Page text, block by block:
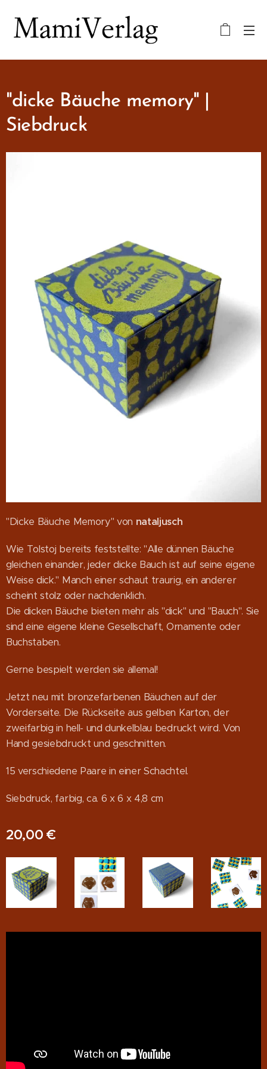
"dicke Bäuche memory" |
Siebdruck
"Dicke Bäuche Memory" von nataljusch
Wie Tolstoj bereits feststellte: "Alle dünnen Bäuche
gleichen einander, jeder dicke Bauch ist auf seine eigene
Weise dick." Manch einer schaut traurig, ein anderer
scheint stolz oder nachdenklich.
Die dicken Bäuche bieten mehr als "dick" und "Bauch". Sie
sind eine eigene kleine Gesellschaft, Ornamente oder
Buchstaben.
Gerne bespielt werden sie allemal!
Jetzt neu mit bronzefarbenen Bäuchen auf der
Vorderseite. Die Rückseite aus gelben Karton, der
zweifarbig in hell- und dunkelblau bedruckt wird. Von
Hand gesiebdruckt und geschnitten.
15 verschiedene Paare in einer Schachtel.
Siebdruck, farbig, ca. 6 x 6 x 4,8 cm
20,00 €